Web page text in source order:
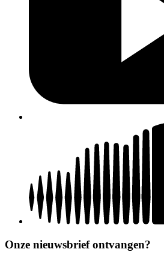
Onze nieuwsbrief ontvangen?